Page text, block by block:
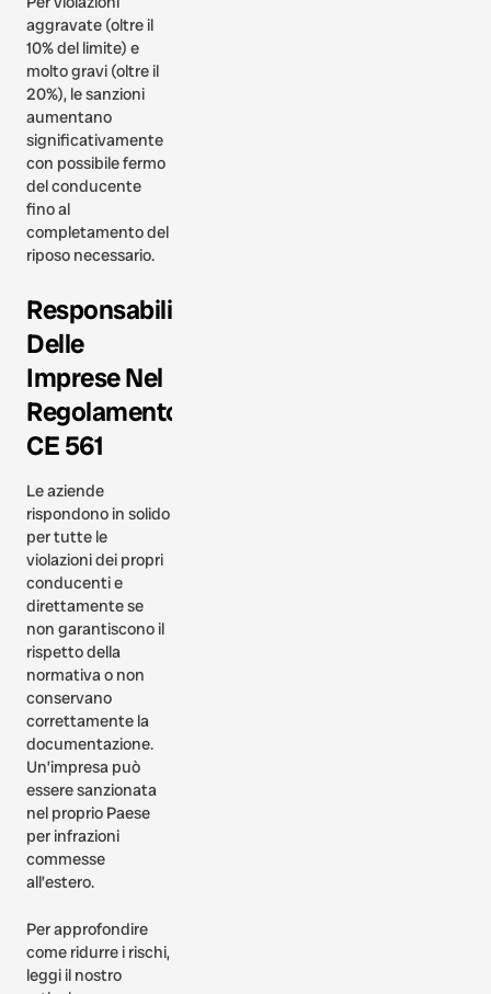
aggravate (oltre il
10% del limite) e
molto gravi (oltre il
20%), le sanzioni
aumentano
significativamente
con possibile fermo
del conducente
fino al
completamento del
riposo necessario.
Responsabilità
Delle
Imprese Nel
Regolamento
CE 561
Le aziende
rispondono in solido
per tutte le
violazioni dei propri
conducenti e
direttamente se
non garantiscono il
rispetto della
normativa o non
conservano
correttamente la
documentazione.
Un’impresa può
essere sanzionata
nel proprio Paese
per infrazioni
commesse
all’estero.
Per approfondire
come ridurre i rischi,
leggi il nostro